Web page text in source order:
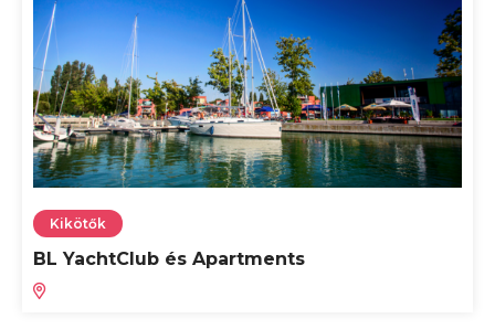
Kikötők
BL YachtClub és Apartments